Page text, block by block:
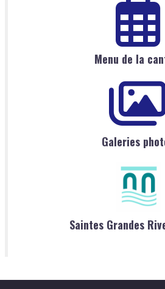
Menu de la
Galeries
Saintes Grandes